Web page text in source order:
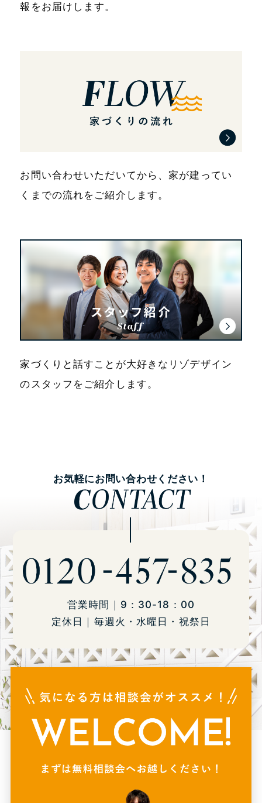
報をお届けします。
お問い合わせいただいてから、家が建ってい
くまでの流れをご紹介します。
家づくりと話すことが大好きなリゾデザイン
のスタッフをご紹介します。
お気軽にお問い合わせください！
営業時間｜9：30-18：00
定休日｜毎週火・水曜日・祝祭日